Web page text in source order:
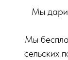
Мы
Мы
сельских